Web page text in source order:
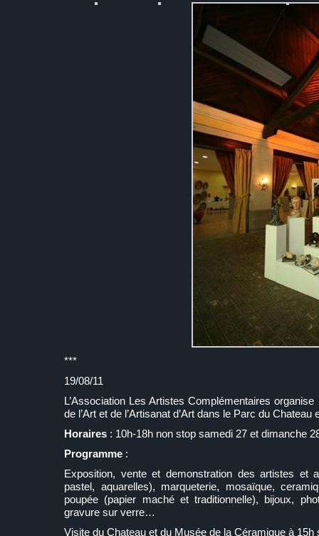
***
19/08/11
L’Association Les Artistes Complémentaires
de l’Art et de l’Artisanat d’Art dans le Parc du
Horaires : 10h-18h non stop samedi 27 et dimanche
Programme :
Exposition, vente et demonstration des artistes et
pastel, aquarelles), marqueterie, mosaïque,
poupée (papier maché et traditionnelle), bijoux,
gravure sur verre…
Visite du Chateau et du Musée de la Céramique à 15h